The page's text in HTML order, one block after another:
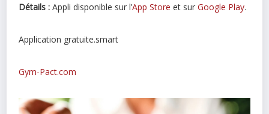
Détails : Appli disponible sur l’App Store et surGoogle Play.
Application gratuite.smart
Gym-Pact.com